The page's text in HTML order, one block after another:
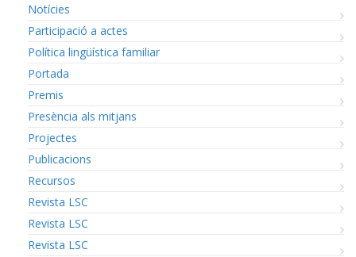
Notícies
Participació a actes
Política lingüística familiar
Portada
Premis
Presència als mitjans
Projectes
Publicacions
Recursos
Revista LSC
Revista LSC
Revista LSC